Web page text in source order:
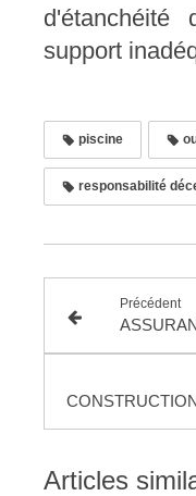
support
piscine
responsabilité
Précédent
Articles